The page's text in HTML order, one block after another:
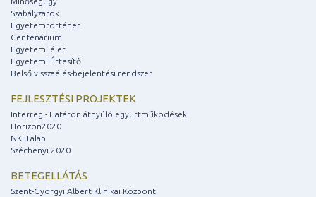
Szabályzatok
Egyetemtörténet
Centenárium
Egyetemi élet
Egyetemi Értesítő
Belső visszaélés-bejelentési rendszer
FEJLESZTÉSI PROJEKTEK
Interreg - Határon átnyúló együttműködések
Horizon2020
NKFI alap
Széchenyi 2020
BETEGELLÁTÁS
Szent-Györgyi Albert Klinikai Központ